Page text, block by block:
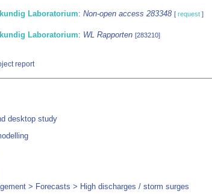
Laboratorium: Non-open access 283348 [ request ]
Laboratorium: WL Rapporten [283210]
report
desktop study
> Forecasts > High discharges / storm surges